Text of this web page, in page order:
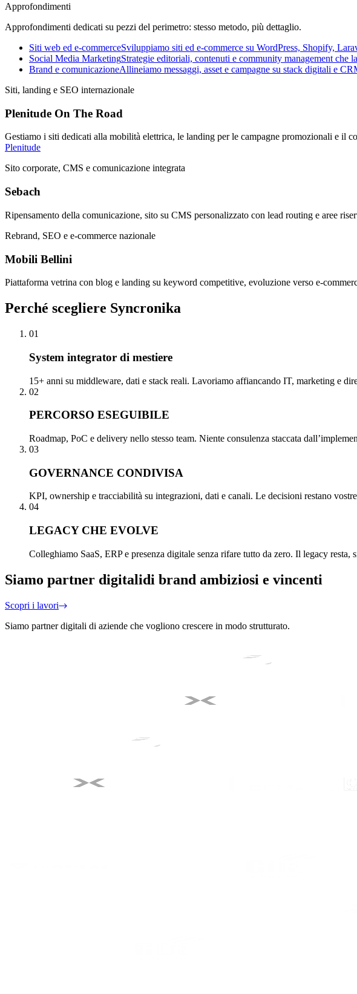
Approfondimenti
Approfondimenti dedicati su pezzi del perimetro: stesso metodo, più dettaglio.
Siti web ed e-commerceSviluppiamo siti ed e-commerce su WordPress, Shopify,
Social Media MarketingStrategie editoriali, contenuti e community management che
Brand e comunicazioneAllineiamo messaggi, asset e campagne su stack digitali e
Siti, landing e SEO internazionale
Plenitude On The Road
Gestiamo i siti dedicati alla mobilità elettrica, le landing per le campagne promozionali e il
Plenitude
Sito corporate, CMS e comunicazione integrata
Sebach
Ripensamento della comunicazione, sito su CMS personalizzato con lead routing e aree
Rebrand, SEO e e-commerce nazionale
Mobili Bellini
Piattaforma vetrina con blog e landing su keyword competitive, evoluzione verso e-
Perché scegliere Syncronika
01
System integrator di mestiere
15+ anni su middleware, dati e stack reali. Lavoriamo affiancando IT, marketing e
02
PERCORSO ESEGUIBILE
Roadmap, PoC e delivery nello stesso team. Niente consulenza staccata
03
GOVERNANCE CONDIVISA
KPI, ownership e tracciabilità su integrazioni, dati e canali. Le decisioni restano
04
LEGACY CHE EVOLVE
Colleghiamo SaaS, ERP e presenza digitale senza rifare tutto da zero. Il legacy resta,
Siamo partner digitalidi brand ambiziosi e vincenti
Scopri i lavori
Siamo partner digitali di aziende che vogliono crescere in modo strutturato.